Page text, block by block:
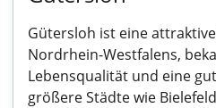
Gütersloh ist eine
Nordrhein-Westfalens,
Lebensqualität und eine
größere Städte wie